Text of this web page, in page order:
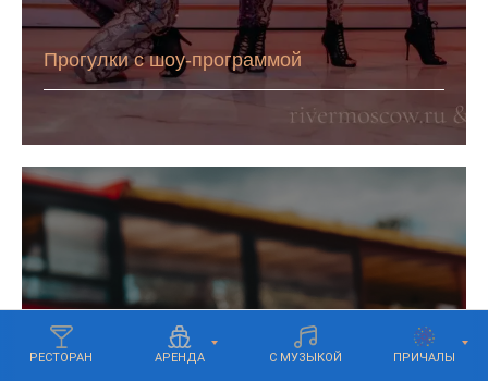
РЕСТОРАН АРЕНДА С МУЗЫКОЙ ПРИЧАЛЫ
Прогулки с шоу-программой